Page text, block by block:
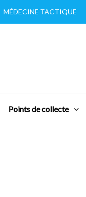
MÉDECINE TACTIQUE
Points de collecte